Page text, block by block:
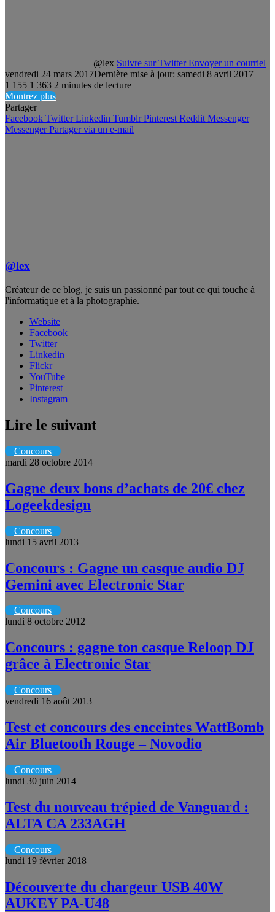
@lex Suivre sur Twitter Envoyer un courriel
vendredi 24 mars 2017Dernière mise à jour: samedi 8 avril 2017
1 155 1 363 2 minutes de lecture
Montrez plus
Partager
Facebook Twitter Linkedin Tumblr Pinterest Reddit Messenger
Messenger Partager via un e-mail
@lex
Créateur de ce blog, je suis un passionné par tout ce qui touche à
l'informatique et à la photographie.
Website
Facebook
Twitter
Linkedin
Flickr
YouTube
Pinterest
Instagram
Lire le suivant
Concours
mardi 28 octobre 2014
Gagne deux bons d’achats de 20€ chez
Logeekdesign
Concours
lundi 15 avril 2013
Concours : Gagne un casque audio DJ
Gemini avec Electronic Star
Concours
lundi 8 octobre 2012
Concours : gagne ton casque Reloop DJ
grâce à Electronic Star
Concours
vendredi 16 août 2013
Test et concours des enceintes WattBomb
Air Bluetooth Rouge – Novodio
Concours
lundi 30 juin 2014
Test du nouveau trépied de Vanguard :
ALTA CA 233AGH
Concours
lundi 19 février 2018
Découverte du chargeur USB 40W
AUKEY PA-U48